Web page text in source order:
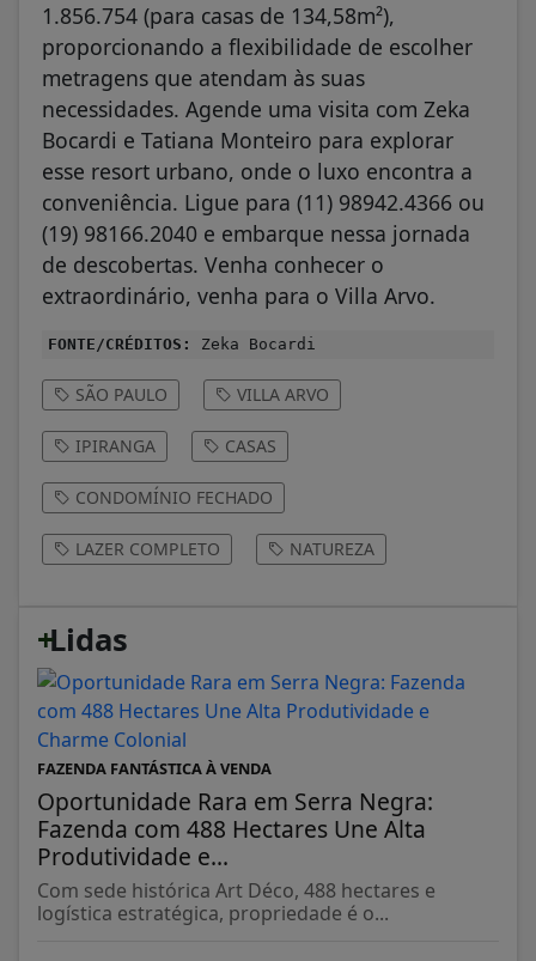
1.856.754 (para casas de 134,58m²),
proporcionando a flexibilidade de escolher
metragens que atendam às suas
necessidades. Agende uma visita com Zeka
Bocardi e Tatiana Monteiro para explorar
esse resort urbano, onde o luxo encontra a
conveniência. Ligue para (11) 98942.4366 ou
(19) 98166.2040 e embarque nessa jornada
de descobertas. Venha conhecer o
extraordinário, venha para o Villa Arvo.
FONTE/CRÉDITOS: Zeka Bocardi
SÃO PAULO VILLA ARVO
IPIRANGA CASAS
CONDOMÍNIO FECHADO
LAZER COMPLETO NATUREZA
+
Lidas
FAZENDA FANTÁSTICA À VENDA
Oportunidade Rara em Serra Negra:
Fazenda com 488 Hectares Une Alta
Produtividade e...
Com sede histórica Art Déco, 488 hectares e
logística estratégica, propriedade é o...